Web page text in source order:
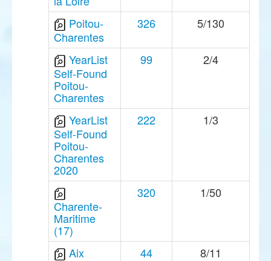
Poitou-
Charentes
326 5/130
YearList
Self-Found
Poitou-
Charentes
99 2/4
YearList
Self-Found
Poitou-
Charentes
2020
222 1/3
Charente-
Maritime
(17)
320 1/50
Aix 44
8/11